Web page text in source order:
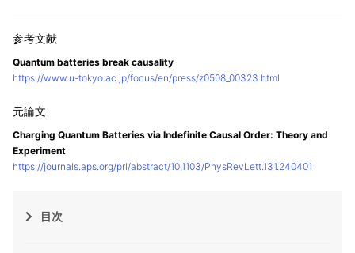
Quantum batteries break causality
https://www.u-tokyo.ac.jp/focus/en/press/z0508_00323.html
Charging Quantum Batteries via Indefinite Causal Order: Theory and
Experiment
https://journals.aps.org/prl/abstract/10.1103/PhysRevLett.131.240401
目次